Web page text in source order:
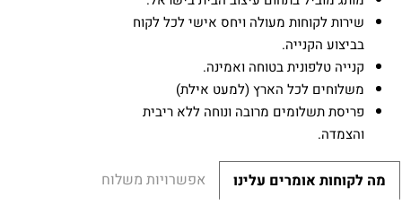
שירות לקוחות מעולה ויחס אישי לכל לקוח
בביצוע הקנייה.
קנייה טלפונית בטוחה ואמינה.
משלוחים לכל הארץ (למעט אילת)
פריסת תשלומים מרובה ונוחה ללא ריבית
והצמדה.
מה לקוחות אומרים עלינו
אפשרויות משלוח